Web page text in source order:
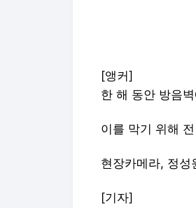
[앵커]
한 해 동안 방음
이를 막기 위해
현장카메라, 정성
[기자]